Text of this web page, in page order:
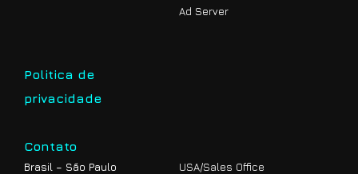
Ad Server
Politica de
privacidade
Contato
Brasil – São Paulo
USA/Sales Office